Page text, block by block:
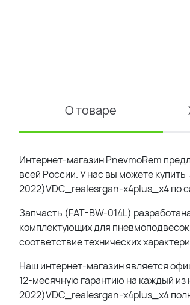
О товаре
Интернет-магазин PnevmoRem
всей России. У нас вы можете купить
2022)VDC_realesrgan-x4plus_x4по
Запчасть (FAT-BW-014L)
комплектующих для
соответствие технических
Наш интернет-магазин является
12-месячную гарантию на каждый из
2022)VDC_realesrgan-x4plus_x4